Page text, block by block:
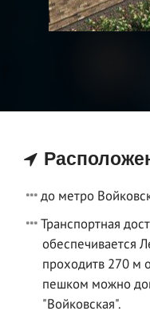
до метро
Транспортная
обеспечивается
проходитв 270 м
пешком можно
"Войковская".